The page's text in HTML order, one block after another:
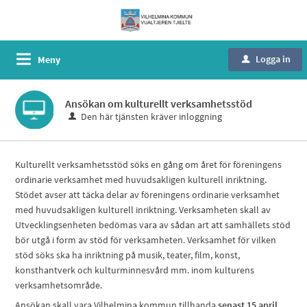
Meny u Logga in
Ansökan om kulturellt verksamhetsstöd
Den här tjänsten kräver inloggning
Kulturellt verksamhetsstöd söks en gång om året för föreningens
ordinarie verksamhet med huvudsakligen kulturell inriktning.
Stödet avser att täcka delar av föreningens ordinarie verksamhet
med huvudsakligen kulturell inriktning. Verksamheten skall av
Utvecklingsenheten bedömas vara av sådan art att samhällets stöd
bör utgå i form av stöd för verksamheten. Verksamhet för vilken
stöd söks ska ha inriktning på musik, teater, film, konst,
konsthantverk och kulturminnesvård mm. inom kulturens
verksamhetsområde.